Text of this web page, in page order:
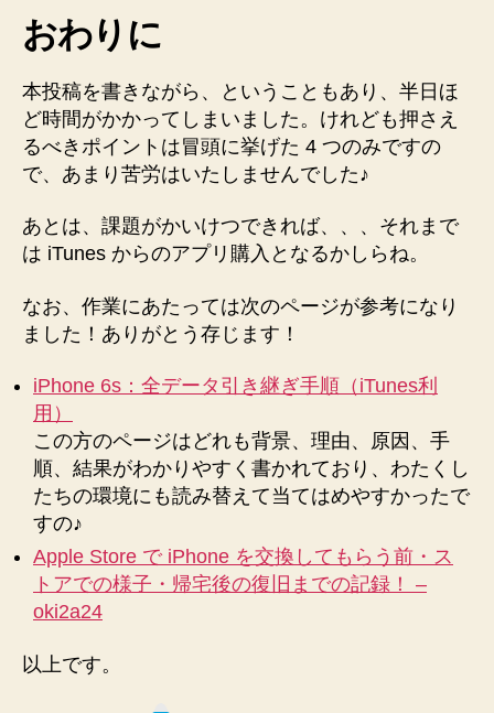
おわりに
本投稿を書きながら、ということもあり、半日ほ
ど時間がかかってしまいました。けれども押さえ
るべきポイントは冒頭に挙げた 4 つのみですの
で、あまり苦労はいたしませんでした♪
あとは、課題がかいけつできれば、、、それまで
は iTunes からのアプリ購入となるかしらね。
なお、作業にあたっては次のページが参考になり
ました！ありがとう存じます！
iPhone 6s：全データ引き継ぎ手順（iTunes利
用）
この方のページはどれも背景、理由、原因、手
順、結果がわかりやすく書かれており、わたくし
たちの環境にも読み替えて当てはめやすかったで
すの♪
Apple Store で iPhone を交換してもらう前・ス
トアでの様子・帰宅後の復旧までの記録！ –
oki2a24
以上です。